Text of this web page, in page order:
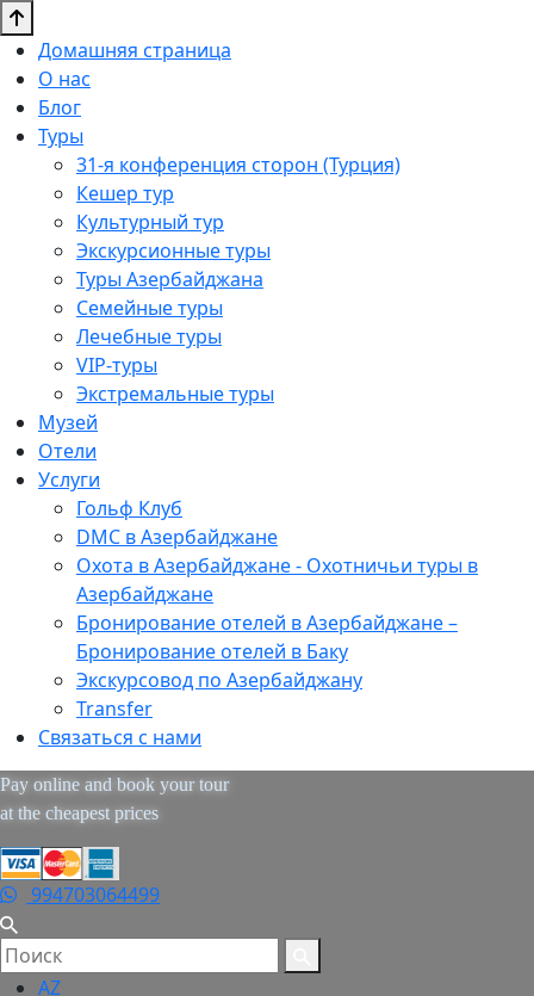
Домашняя страница
О нас
Блог
Туры
31-я конференция сторон (Турция)
Кешер тур
Культурный тур
Экскурсионные туры
Туры Азербайджана
Семейные туры
Лечебные туры
VIP-туры
Экстремальные туры
Музей
Отели
Услуги
Гольф Клуб
DMC в Азербайджане
Охота в Азербайджане - Охотничьи туры в
Азербайджане
Бронирование отелей в Азербайджане –
Бронирование отелей в Баку
Экскурсовод по Азербайджану
Transfer
Связаться с нами
Pay online and book your tour
at the cheapest prices
994703064499
AZ